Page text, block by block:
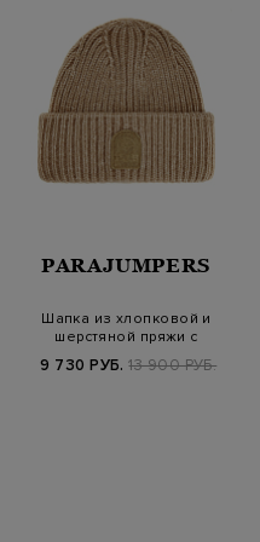
PARAJUMPERS
Шапка из хлопковой и
шерстяной пряжи с
9 730 РУБ. 13 900 РУБ.